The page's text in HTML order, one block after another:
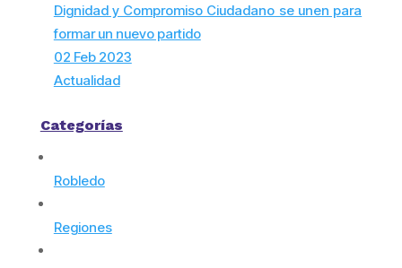
Dignidad y Compromiso Ciudadano se unen para
formar un nuevo partido
02 Feb 2023
Actualidad
Categorías
Robledo
Regiones